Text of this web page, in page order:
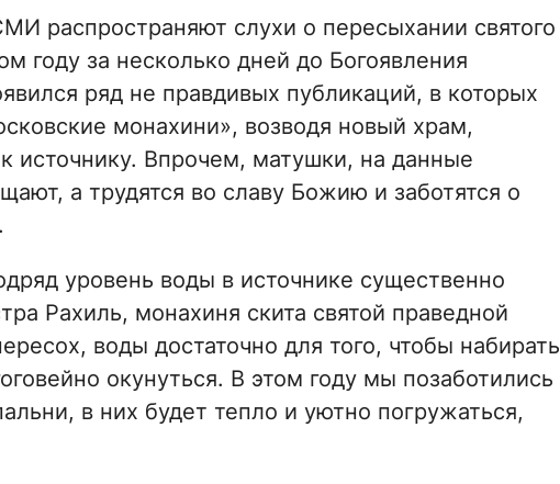
распространяют слухи о пересыхании святого
году за несколько дней до Богоявления
ряд не правдивых публикаций, в которых
монахини», возводя новый храм,
источнику. Впрочем, матушки, на данные
а трудятся во славу Божию и заботятся о
уровень воды в источнике существенно
Рахиль, монахиня скита святой праведной
воды достаточно для того, чтобы набирать
окунуться. В этом году мы позаботились
в них будет тепло и уютно погружаться,